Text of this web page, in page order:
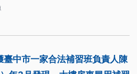
臺中市一家合法補習班負責人陳